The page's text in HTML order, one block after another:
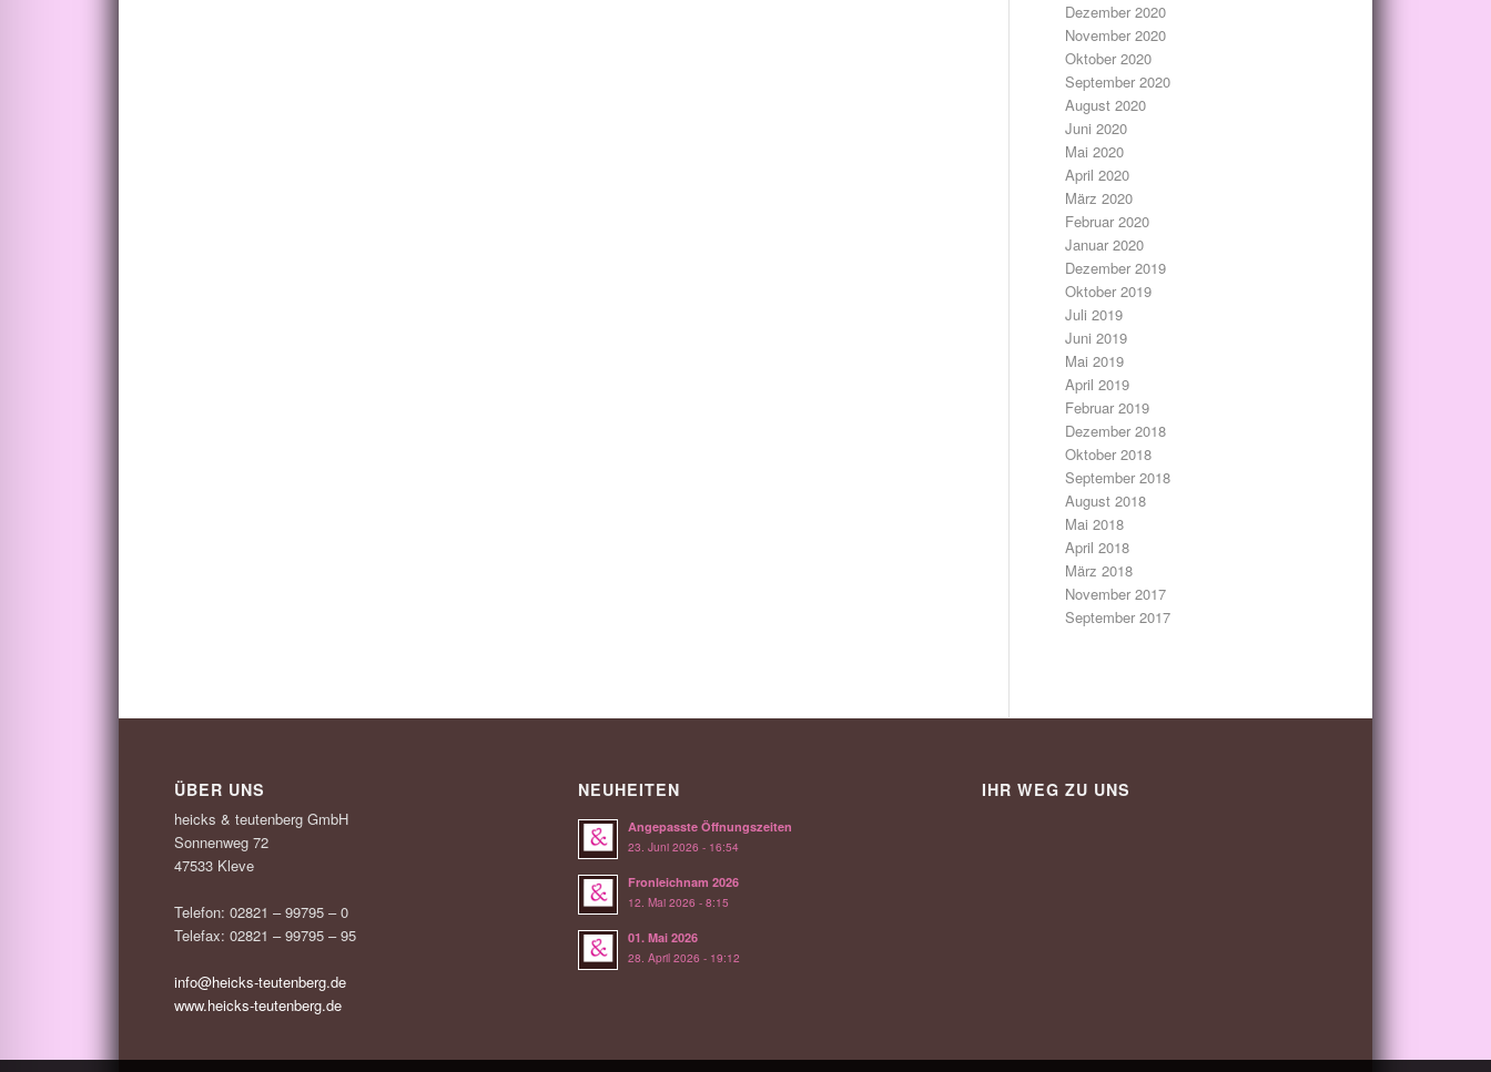
Dezember 2020
November 2020
Oktober 2020
September 2020
August 2020
Juni 2020
Mai 2020
April 2020
März 2020
Februar 2020
Januar 2020
Dezember 2019
Oktober 2019
Juli 2019
Juni 2019
Mai 2019
April 2019
Februar 2019
Dezember 2018
Oktober 2018
September 2018
August 2018
Mai 2018
April 2018
März 2018
November 2017
September 2017
ÜBER UNS
heicks & teutenberg GmbH
Sonnenweg 72
47533 Kleve
Telefon: 02821 – 99795 – 0
Telefax: 02821 – 99795 – 95
info@heicks-teutenberg.de
www.heicks-teutenberg.de
NEUHEITEN
Angepasste Öffnungszeiten
23. Juni 2026 - 16:54
Fronleichnam 2026
12. Mai 2026 - 8:15
01. Mai 2026
28. April 2026 - 19:12
IHR WEG ZU UNS